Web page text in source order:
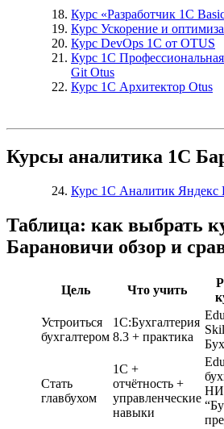
Курс «Разработчик 1С
Курс Ускорение и
Курс DevOps 1С от OTUS
Курс 1С
Git Otus
Курс 1С Архитектор Otus
Курсы аналитика 1С
Курс 1С Аналитик Яндекс
Таблица: как выбрать
Барановичи обзор и
Цель Что учить
Устроиться
бухгалтером
1С:Бухгалтерия
8.3 + практика
Стать
главбухом
1С +
отчётность +
управленческие
навыки